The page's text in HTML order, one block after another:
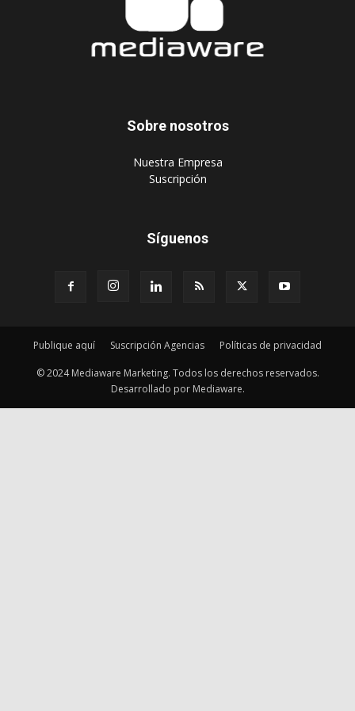
Sobre nosotros
‎Nuestra Empresa
‎Suscripción
Síguenos
Publique aquí Suscripción Agencias Políticas de privacidad
© 2024 Mediaware Marketing. Todos los derechos reservados.
Desarrollado por Mediaware.